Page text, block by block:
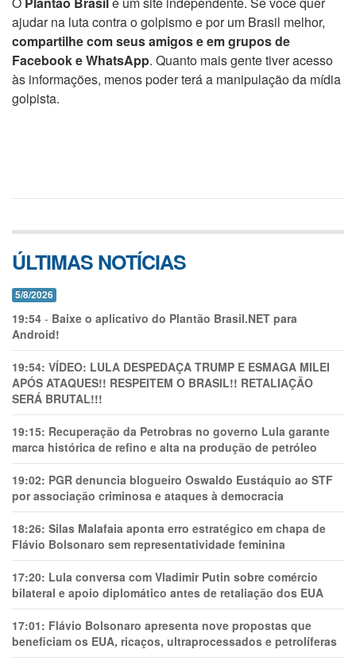
ajudar na luta contra o golpismo e por um Brasil melhor,
compartilhe com seus amigos e em grupos de
Facebook e WhatsApp. Quanto mais gente tiver acesso
às informações, menos poder terá a manipulação da mídia
golpista.
ÚLTIMAS NOTÍCIAS
5/8/2026
19:54 - Baixe o aplicativo do Plantão Brasil.NET para
Android!
19:54: VÍDEO: LULA DESPEDAÇA TRUMP E ESMAGA MILEI
APÓS ATAQUES!! RESPEITEM O BRASIL!! RETALIAÇÃO
SERÁ BRUTAL!!!
19:15: Recuperação da Petrobras no governo Lula garante
marca histórica de refino e alta na produção de petróleo
19:02: PGR denuncia blogueiro Oswaldo Eustáquio ao STF
por associação criminosa e ataques à democracia
18:26: Silas Malafaia aponta erro estratégico em chapa de
Flávio Bolsonaro sem representatividade feminina
17:20: Lula conversa com Vladimir Putin sobre comércio
bilateral e apoio diplomático antes de retaliação dos EUA
17:01: Flávio Bolsonaro apresenta nove propostas que
beneficiam os EUA, ricaços, ultraprocessados e petrolíferas